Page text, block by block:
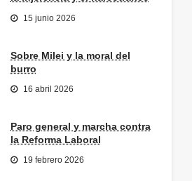
15 junio 2026
Sobre Milei y la moral del
burro
16 abril 2026
Paro general y marcha contra
la Reforma Laboral
19 febrero 2026